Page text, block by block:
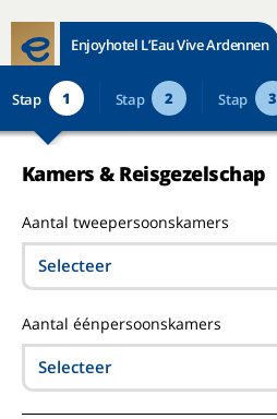
Enjoyhotel L’Eau Vive Ardennen
Stap 1 Stap 2 Stap 3
Kamers & Reisgezelschap
Aantal tweepersoonskamers
Selecteer
Aantal éénpersoonskamers
Selecteer